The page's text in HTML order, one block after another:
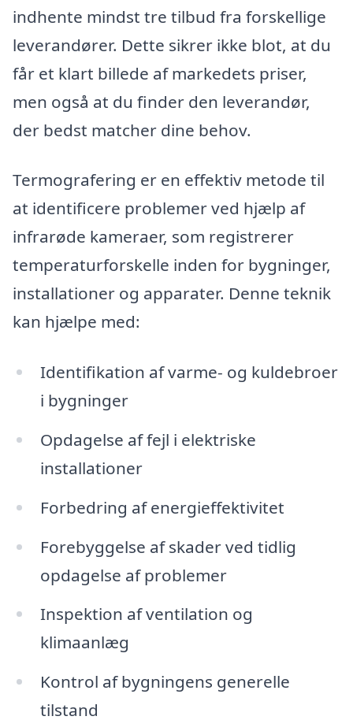
indhente mindst tre tilbud fra forskellige
leverandører. Dette sikrer ikke blot, at du
får et klart billede af markedets priser,
men også at du finder den leverandør,
der bedst matcher dine behov.
Termografering er en effektiv metode til
at identificere problemer ved hjælp af
infrarøde kameraer, som registrerer
temperaturforskelle inden for bygninger,
installationer og apparater. Denne teknik
kan hjælpe med:
Identifikation af varme- og kuldebroer
i bygninger
Opdagelse af fejl i elektriske
installationer
Forbedring af energieffektivitet
Forebyggelse af skader ved tidlig
opdagelse af problemer
Inspektion af ventilation og
klimaanlæg
Kontrol af bygningens generelle
tilstand